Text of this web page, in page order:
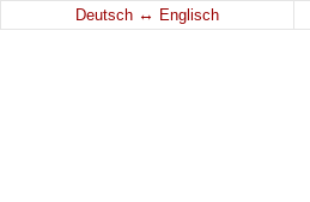
Deutsch ↔ Englisch